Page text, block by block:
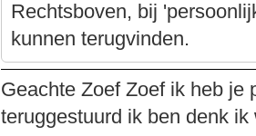
Rechtsboven, bij
kunnen terugvinden.
Geachte Zoef Zoef ik heb je
teruggestuurd ik ben denk